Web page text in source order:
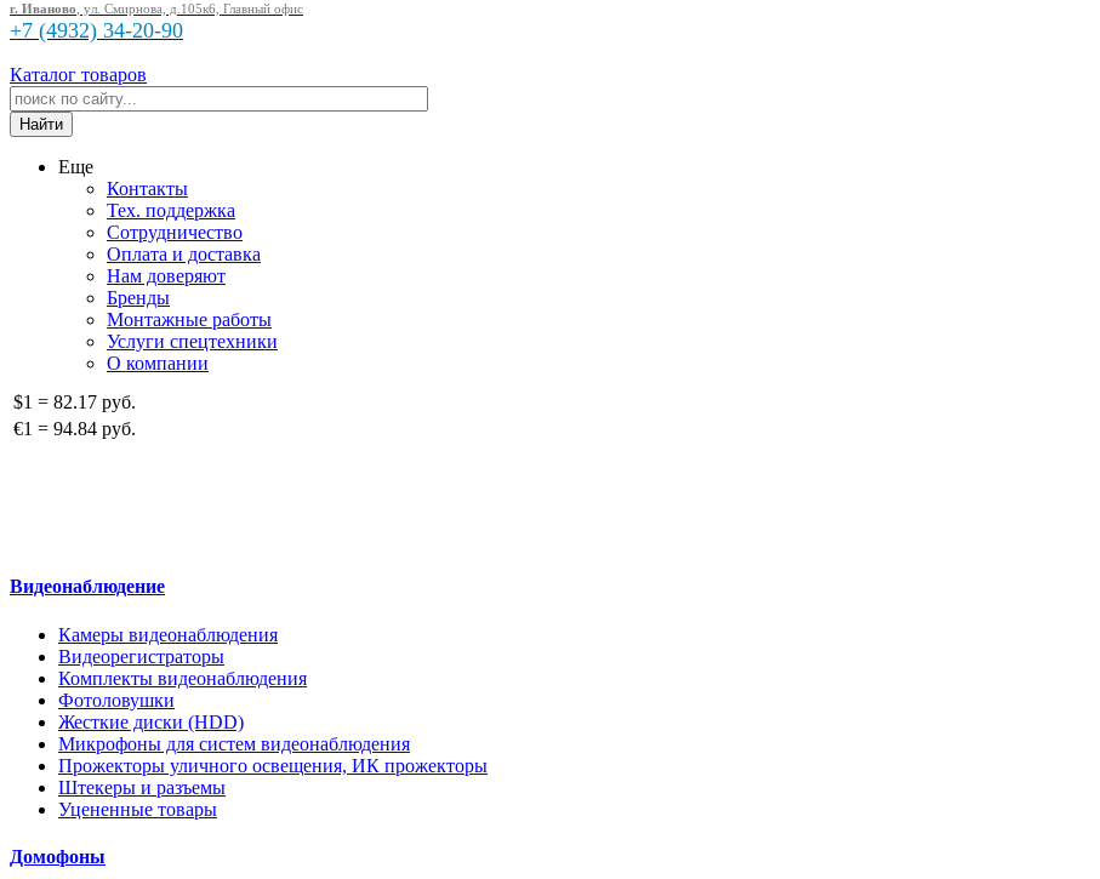
г. Иваново , ул. Смирнова, д.105к6, Главный офис
+7 (4932) 34-20-90
Каталог товаров
Еще
Контакты
Тех. поддержка
Сотрудничество
Оплата и доставка
Нам доверяют
Бренды
Монтажные работы
Услуги спецтехники
О компании
$1 = 82.17 руб.
€1 = 94.84 руб.
Видеонаблюдение
Камеры видеонаблюдения
Видеорегистраторы
Комплекты видеонаблюдения
Фотоловушки
Жесткие диски (HDD)
Микрофоны для систем видеонаблюдения
Прожекторы уличного освещения, ИК прожекторы
Штекеры и разъемы
Уцененные товары
Домофоны